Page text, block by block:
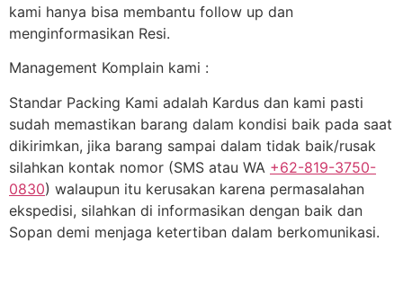
kami hanya bisa membantu follow up dan
menginformasikan Resi.
Management Komplain kami :
Standar Packing Kami adalah Kardus dan kami pasti
sudah memastikan barang dalam kondisi baik pada saat
dikirimkan, jika barang sampai dalam tidak baik/rusak
silahkan kontak nomor (SMS atau WA +62-819-3750-
0830) walaupun itu kerusakan karena permasalahan
ekspedisi, silahkan di informasikan dengan baik dan
Sopan demi menjaga ketertiban dalam berkomunikasi.